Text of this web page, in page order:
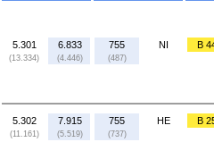
5.301
(13.334)
6.833
(4.446)
755
(487)
NI B
5.302
(11.161)
7.915
(5.519)
755
(737)
HE B